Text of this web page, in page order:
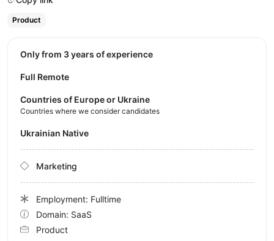
Product
Only from 3 years of experience
Full Remote
Countries of Europe or Ukraine
Countries where we consider candidates
Ukrainian Native
Marketing
Employment: Fulltime
Domain: SaaS
Product